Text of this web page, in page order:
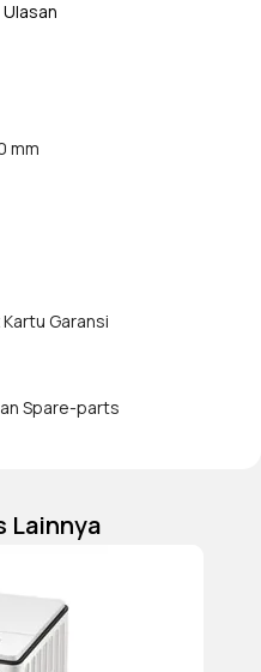
Karena Anda tidak
hasil memasak menjadi lebih
Pasalnya, kandungan air pada
dimasak.
enak, sama seperti saat
penggorengannya tidak
berminyak sama sekali.
Ulasan
mm
Kartu Garansi
Spare-parts
Lainnya